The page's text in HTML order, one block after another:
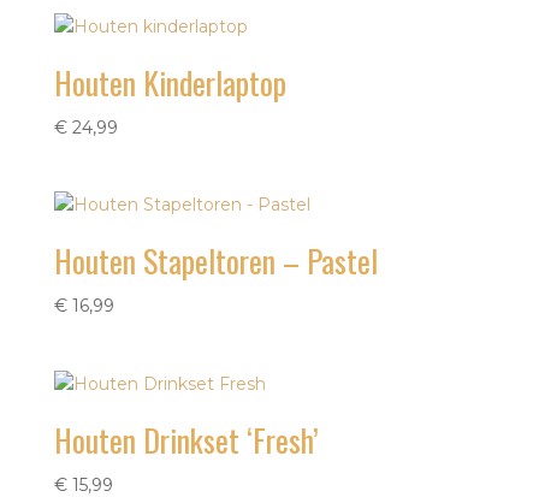
Houten Kinderlaptop
€24,99
Houten Stapeltoren – Pastel
€16,99
Houten Drinkset ‘Fresh’
€15,99